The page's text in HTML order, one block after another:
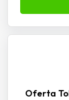
Oferta